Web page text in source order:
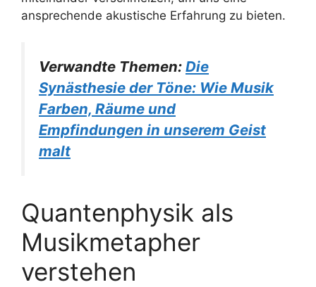
ansprechende akustische Erfahrung zu bieten.
Verwandte Themen: Die
Synästhesie der Töne: Wie Musik
Farben, Räume und
Empfindungen in unserem Geist
malt
Quantenphysik als
Musikmetapher
verstehen